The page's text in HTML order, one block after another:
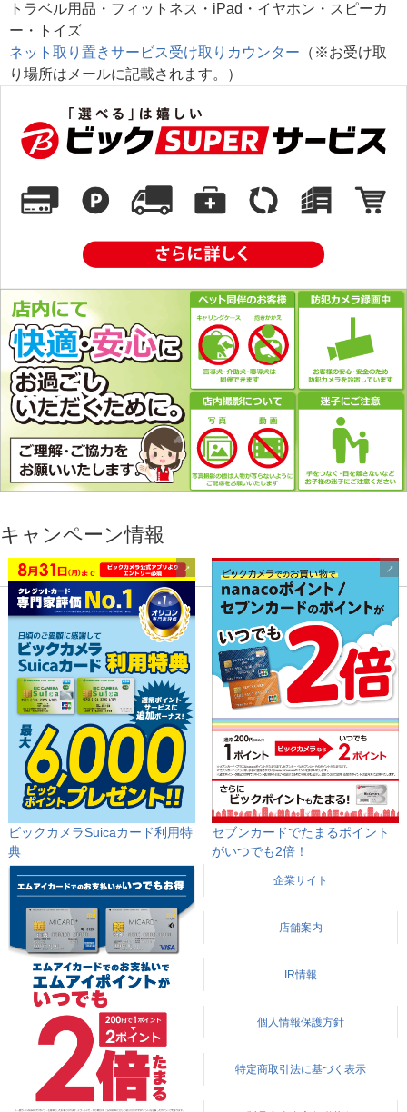
トラベル用品・フィットネス・iPad・イヤホン・スピーカ
ー・トイズ
ネット取り置きサービス受け取りカウンター （※お受け取
り場所はメールに記載されます。）
キャンペーン情報
ビックカメラSuicaカード利用特
典
セブンカードでたまるポイント
がいつでも2倍！
企業サイト
店舗案内
IR情報
個人情報保護方針
特定商取引法に基づく表示